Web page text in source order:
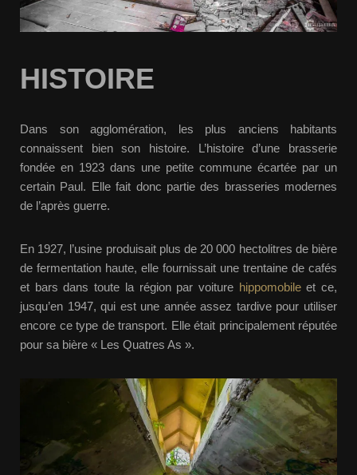
HISTOIRE
Dans son agglomération, les plus anciens habitants
connaissent bien son histoire. L’histoire d’une brasserie
fondée en 1923 dans une petite commune écartée par un
certain Paul. Elle fait donc partie des brasseries modernes
de l’après guerre.
En 1927, l’usine produisait plus de 20 000 hectolitres de bière
de fermentation haute, elle fournissait une trentaine de cafés
et bars dans toute la région par voiture hippomobileet ce,
jusqu’en 1947, qui est une année assez tardive pour utiliser
encore ce type de transport. Elle était principalement réputée
pour sa bière « Les Quatres As ».